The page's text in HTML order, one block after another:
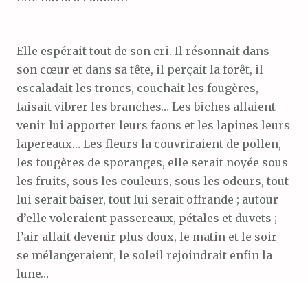
Elle espérait tout de son cri. Il résonnait dans
son cœur et dans sa tête, il perçait la forêt, il
escaladait les troncs, couchait les fougères,
faisait vibrer les branches… Les biches allaient
venir lui apporter leurs faons et les lapines leurs
lapereaux… Les fleurs la couvriraient de pollen,
les fougères de sporanges, elle serait noyée sous
les fruits, sous les couleurs, sous les odeurs, tout
lui serait baiser, tout lui serait offrande ; autour
d’elle voleraient passereaux, pétales et duvets ;
l’air allait devenir plus doux, le matin et le soir
se mélangeraient, le soleil rejoindrait enfin la
lune…